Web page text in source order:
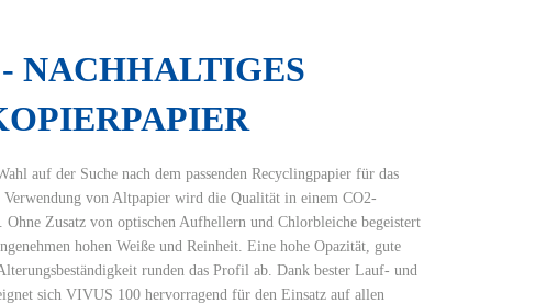
NACHHALTIGES
auf der Suche nach dem passenden Recyclingpapier für das
von Altpapier wird die Qualität in einem CO2-
Ohne Zusatz von optischen Aufhellern und Chlorbleiche begeistert
hohen Weiße und Reinheit. Eine hohe Opazität, gute
runden das Profil ab. Dank bester Lauf- und
sich VIVUS 100 hervorragend für den Einsatz auf allen